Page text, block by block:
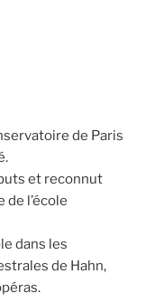
de Paris
et reconnut
l’école
dans les
de Hahn,